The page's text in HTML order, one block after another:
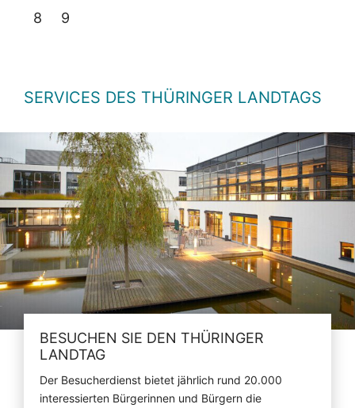
8 9
SERVICES DES THÜRINGER LANDTAGS
BESUCHEN SIE DEN THÜRINGER
LANDTAG
Der Besucherdienst bietet jährlich rund 20.000
interessierten Bürgerinnen und Bürgern die